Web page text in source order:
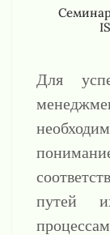
Для
путей